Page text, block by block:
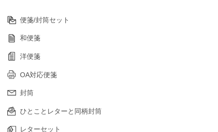
便箋/封筒セット
和便箋
洋便箋
OA対応便箋
封筒
ひとことレターと同柄封筒
レターセット